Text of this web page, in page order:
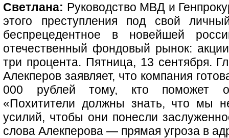
Светлана: Руководство МВД и
этого преступления под свой
беспрецедентное в новейшей
отечественный фондовый рынок:
три процента. Пятница, 13 сентября.
Алекперов заявляет, что компания
000 рублей тому, кто поможет
«Похитители должны знать, что мы
усилий, чтобы они понесли
слова Алекперова — прямая угроза в